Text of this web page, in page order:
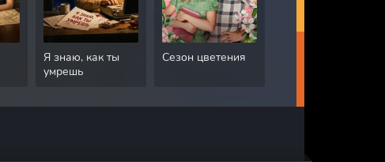
Я знаю, как ты
умрешь
Сезон цветения